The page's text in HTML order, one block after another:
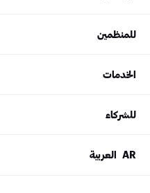
للمنظمين
الخدمات
للشركاء
AR العربية